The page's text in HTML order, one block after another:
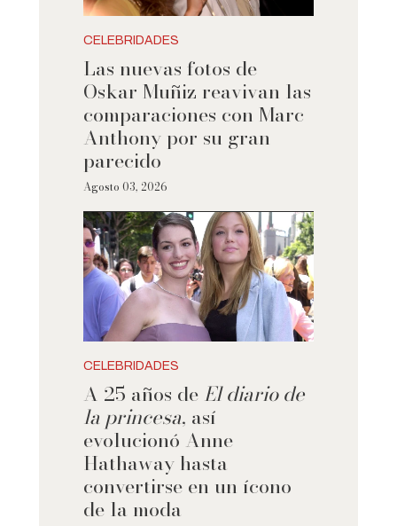
CELEBRIDADES
Las nuevas fotos de
Oskar Muñiz reavivan las
comparaciones con Marc
Anthony por su gran
parecido
Agosto 03, 2026
CELEBRIDADES
A 25 años de El diario de
la princesa, así
evolucionó Anne
Hathaway hasta
convertirse en un ícono
de la moda